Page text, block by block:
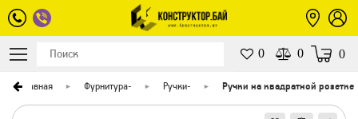
0 0 0
Главная Фурнитура- Ручки- Ручки на квадратной розетке